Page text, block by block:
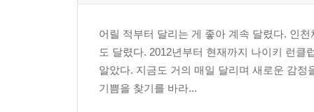
어릴 적부터 달리는 게 좋아 계속 달렸다. 인
도 달렸다. 2012년부터 현재까지 나이키 런
알았다. 지금도 거의 매일 달리며 새로운 감
기쁨을 찾기를 바라...